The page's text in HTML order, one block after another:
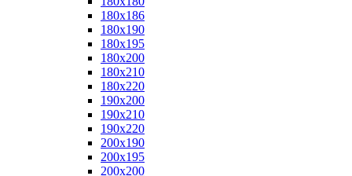
180x186
180x190
180x195
180x200
180x210
180x220
190x200
190x210
190x220
200x190
200x195
200x200